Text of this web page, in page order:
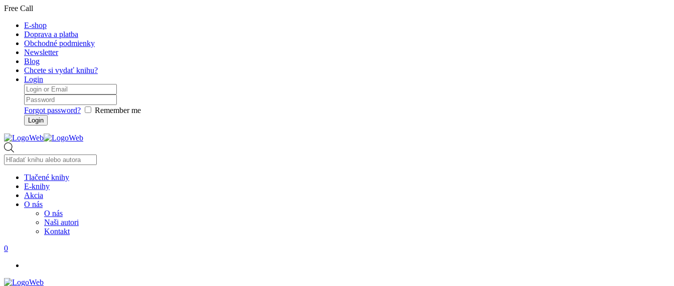
Free Call
E-shop
Doprava a platba
Obchodné podmienky
Newsletter
Blog
Chcete si vydať knihu?
Login
Forgot password? Remember me
search
Tlačené knihy
E-knihy
Akcia
O nás
O nás
Naši autori
Kontakt
0